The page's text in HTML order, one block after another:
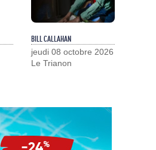
BILL CALLAHAN
jeudi 08 octobre 2026
Le Trianon